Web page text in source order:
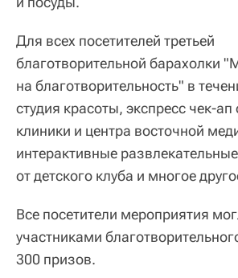
Для всех посетителей третьей
благотворительной барахолки
на благотворительность" в
студия красоты, экспресс чек-
клиники и центра восточной
интерактивные
от детского клуба и многое
Все посетители мероприятия
участниками
300 призов.